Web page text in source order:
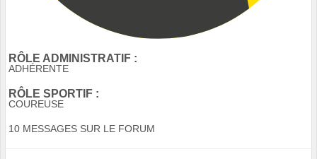
RÔLE ADMINISTRATIF :
ADHÉRENTE
RÔLE SPORTIF :
COUREUSE
10 MESSAGES SUR LE FORUM